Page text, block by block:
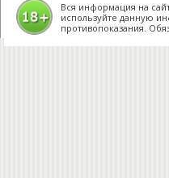
Вся информация на
используйте данную
противопоказания.